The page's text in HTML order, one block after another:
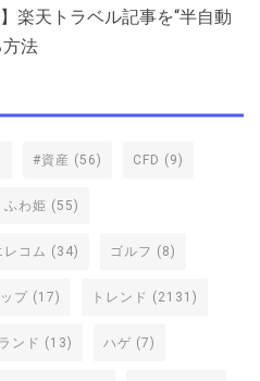
楽天トラベル記事を“半自動
法
#資産 (56) CFD (9)
ふわ姫 (55)
レコム (34) ゴルフ (8)
プ (17) トレンド (2131)
ンド (13) ハゲ (7)